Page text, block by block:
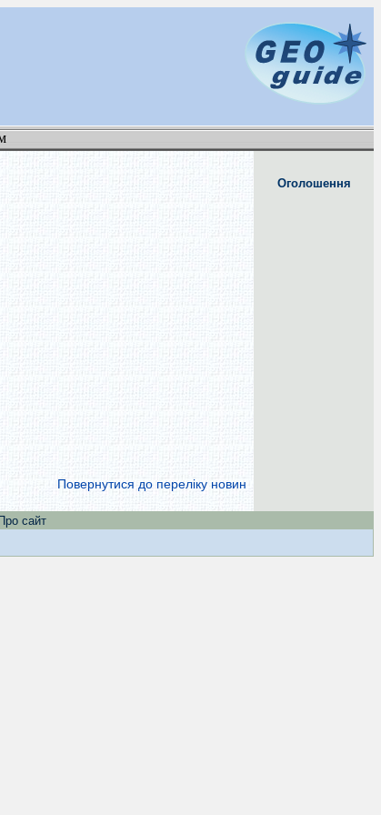
Повернутися до переліку новин
Оголошення
Про сайт